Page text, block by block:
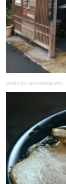
photo by ramenblog.info